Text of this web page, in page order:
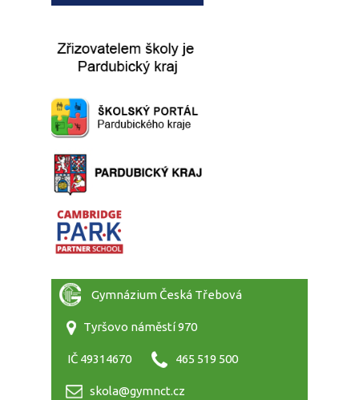
Gymnázium Česká Třebová
Tyršovo náměstí 970
IČ 49314670 465 519 500
skola@gymnct.cz